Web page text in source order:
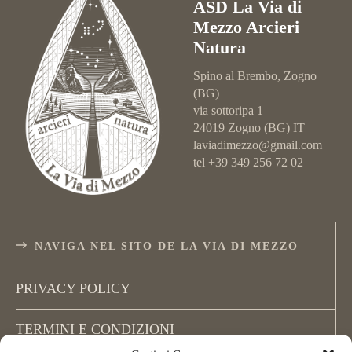
ASD La Via di
Mezzo Arcieri
Natura
Spino al Brembo, Zogno
(BG)
via sottoripa 1
24019 Zogno (BG) IT
laviadimezzo@gmail.com
tel +39 349 256 72 02
NAVIGA NEL SITO DE LA VIA DI MEZZO
PRIVACY POLICY
TERMINI E CONDIZIONI